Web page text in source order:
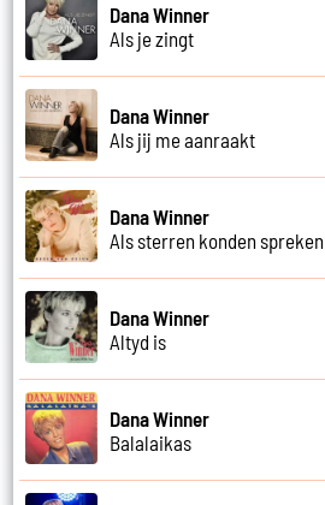
Dana Winner
Als je zingt
Dana Winner
Als jij me aanraakt
Dana Winner
Als sterren konden spreken
Dana Winner
Altyd is
Dana Winner
Balalaikas